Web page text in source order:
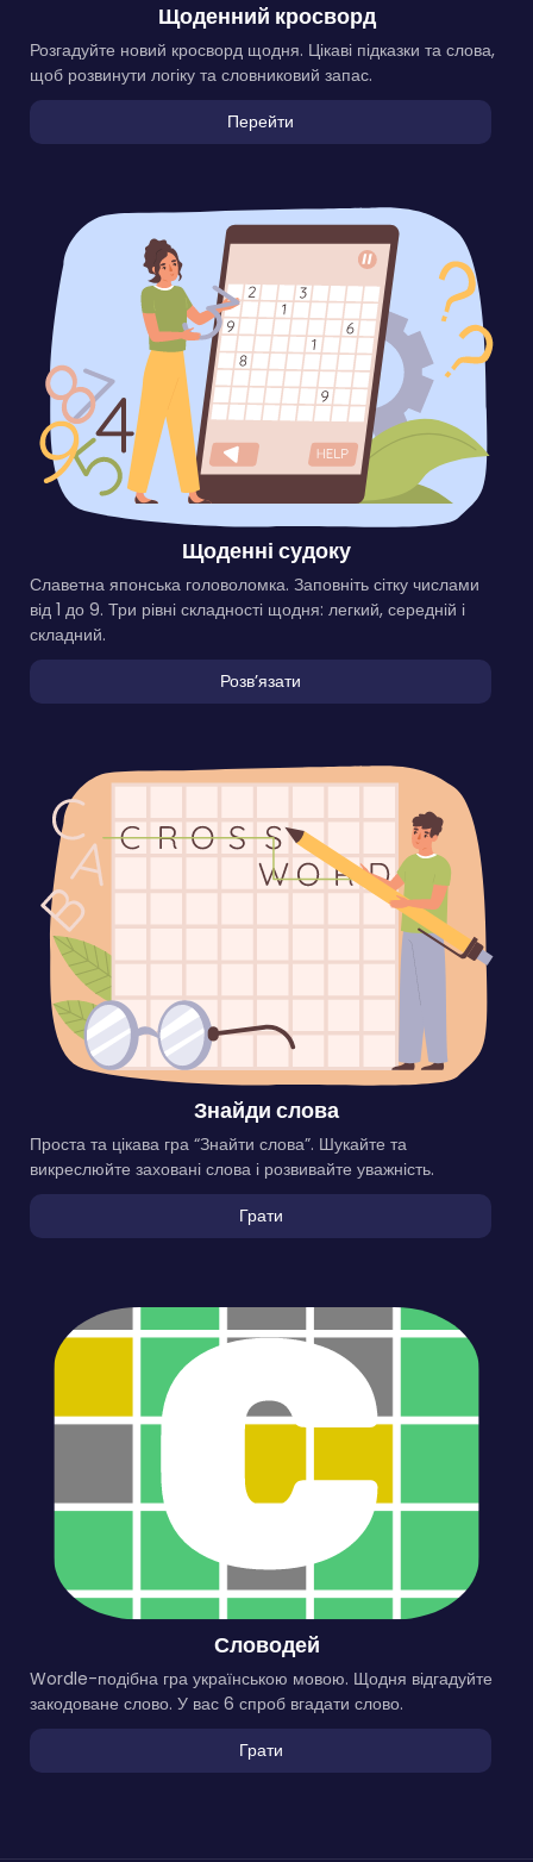
Щоденний кросворд
Розгадуйте новий кросворд щодня. Цікаві підказки та слова,
щоб розвинути логіку та словниковий запас.
Перейти
Щоденні судоку
Славетна японська головоломка. Заповніть сітку числами
від 1 до 9. Три рівні складності щодня: легкий, середній і
складний.
Розвʼязати
Знайди слова
Проста та цікава гра “Знайти слова”. Шукайте та
викреслюйте заховані слова і розвивайте уважність.
Грати
Словодей
Wordle-подібна гра українською мовою. Щодня відгадуйте
закодоване слово. У вас 6 спроб вгадати слово.
Грати